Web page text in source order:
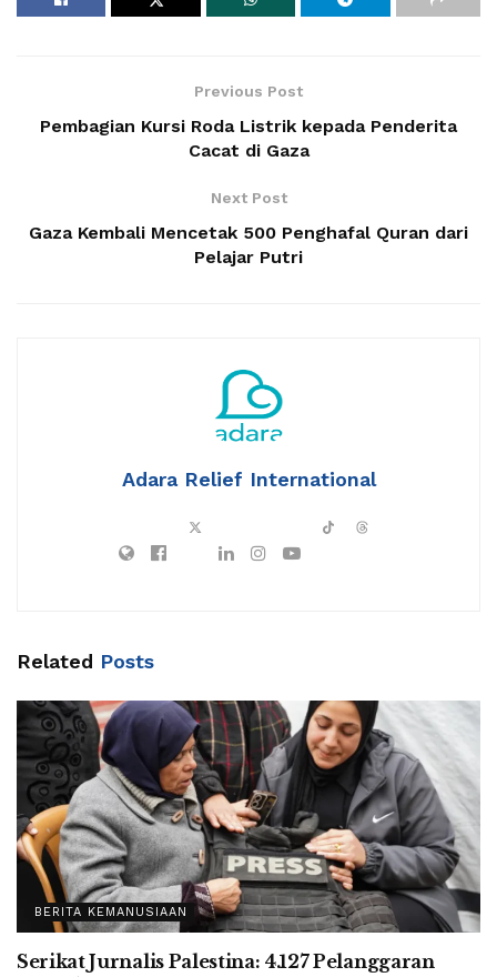
Previous Post
Pembagian Kursi Roda Listrik kepada Penderita
Cacat di Gaza
Next Post
Gaza Kembali Mencetak 500 Penghafal Quran dari
Pelajar Putri
Adara Relief International
Related Posts
BERITA KEMANUSIAAN
Serikat Jurnalis Palestina: 4.127 Pelanggaran